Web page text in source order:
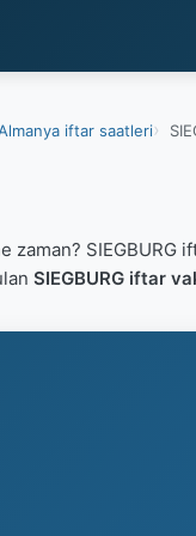
iftar saatleri
zaman? SIEGBURG
SIEGBURG iftar